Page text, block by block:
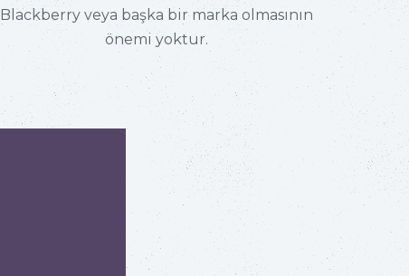
Blackberry veya başka bir marka olmasının
önemi yoktur.